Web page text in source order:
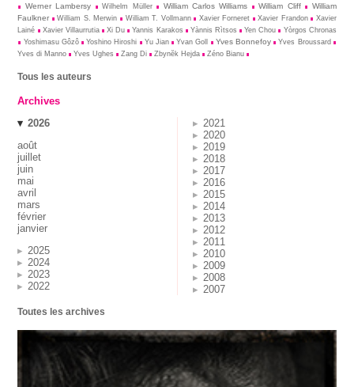
Werner Lambersy Wilhelm Müller William Carlos Williams William Cliff
William
Faulkner
William S. Merwin William T. Vollmann Xavier Forneret Xavier Frandon
Xavier
Lainé
Xavier Villaurrutia Xi Du Yannis Karakos Yànnis Rìtsos Yen Chou
Yòrgos Chronas
Yoshimasu Gôzô
Yoshino Hiroshi Yu Jian Yvan Goll Yves Bonnefoy
Yves Broussard
Yves di Manno
Yves Ughes Zang Di Zbynĕk Hejda Zéno Bianu
Tous les auteurs
Archives
2026
août
juillet
juin
mai
avril
mars
février
janvier
2025
2024
2023
2022
2021
2020
2019
2018
2017
2016
2015
2014
2013
2012
2011
2010
2009
2008
2007
Toutes les archives